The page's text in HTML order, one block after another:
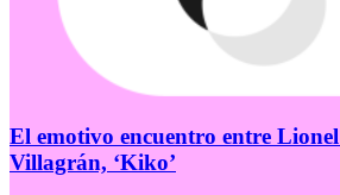
El emotivo encuentro entre
Villagrán, ‘Kiko’